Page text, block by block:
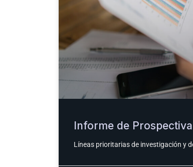
Informe de
Líneas prioritarias de investigación y